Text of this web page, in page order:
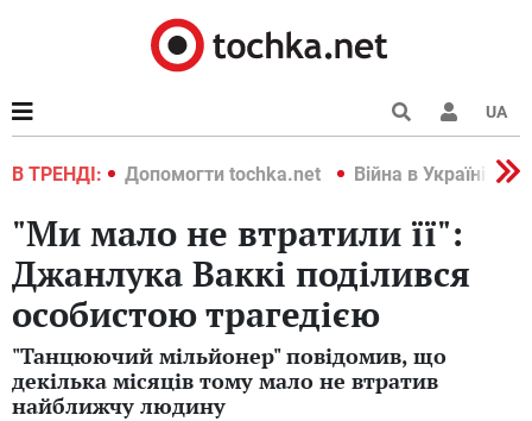
UA
В ТРЕНДІ:
2022 Допомогти tochka.net Війна в Україні 2022
"Ми мало не втратили її":
Джанлука Ваккі поділився
особистою трагедією
"Танцюючий мільйонер" повідомив, що
декілька місяців тому мало не втратив
найближчу людину